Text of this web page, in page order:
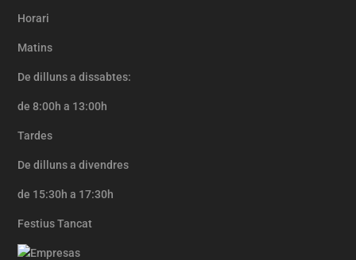
Horari
Matins
De dilluns a dissabtes:
de 8:00h a 13:00h
Tardes
De dilluns a divendres
de 15:30h a 17:30h
Festius Tancat